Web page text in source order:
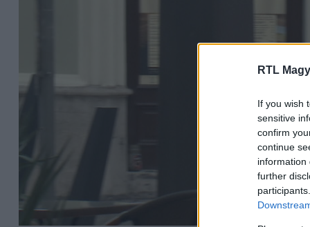
RTL
If you wish
sensitive
confirm
continue
information
further